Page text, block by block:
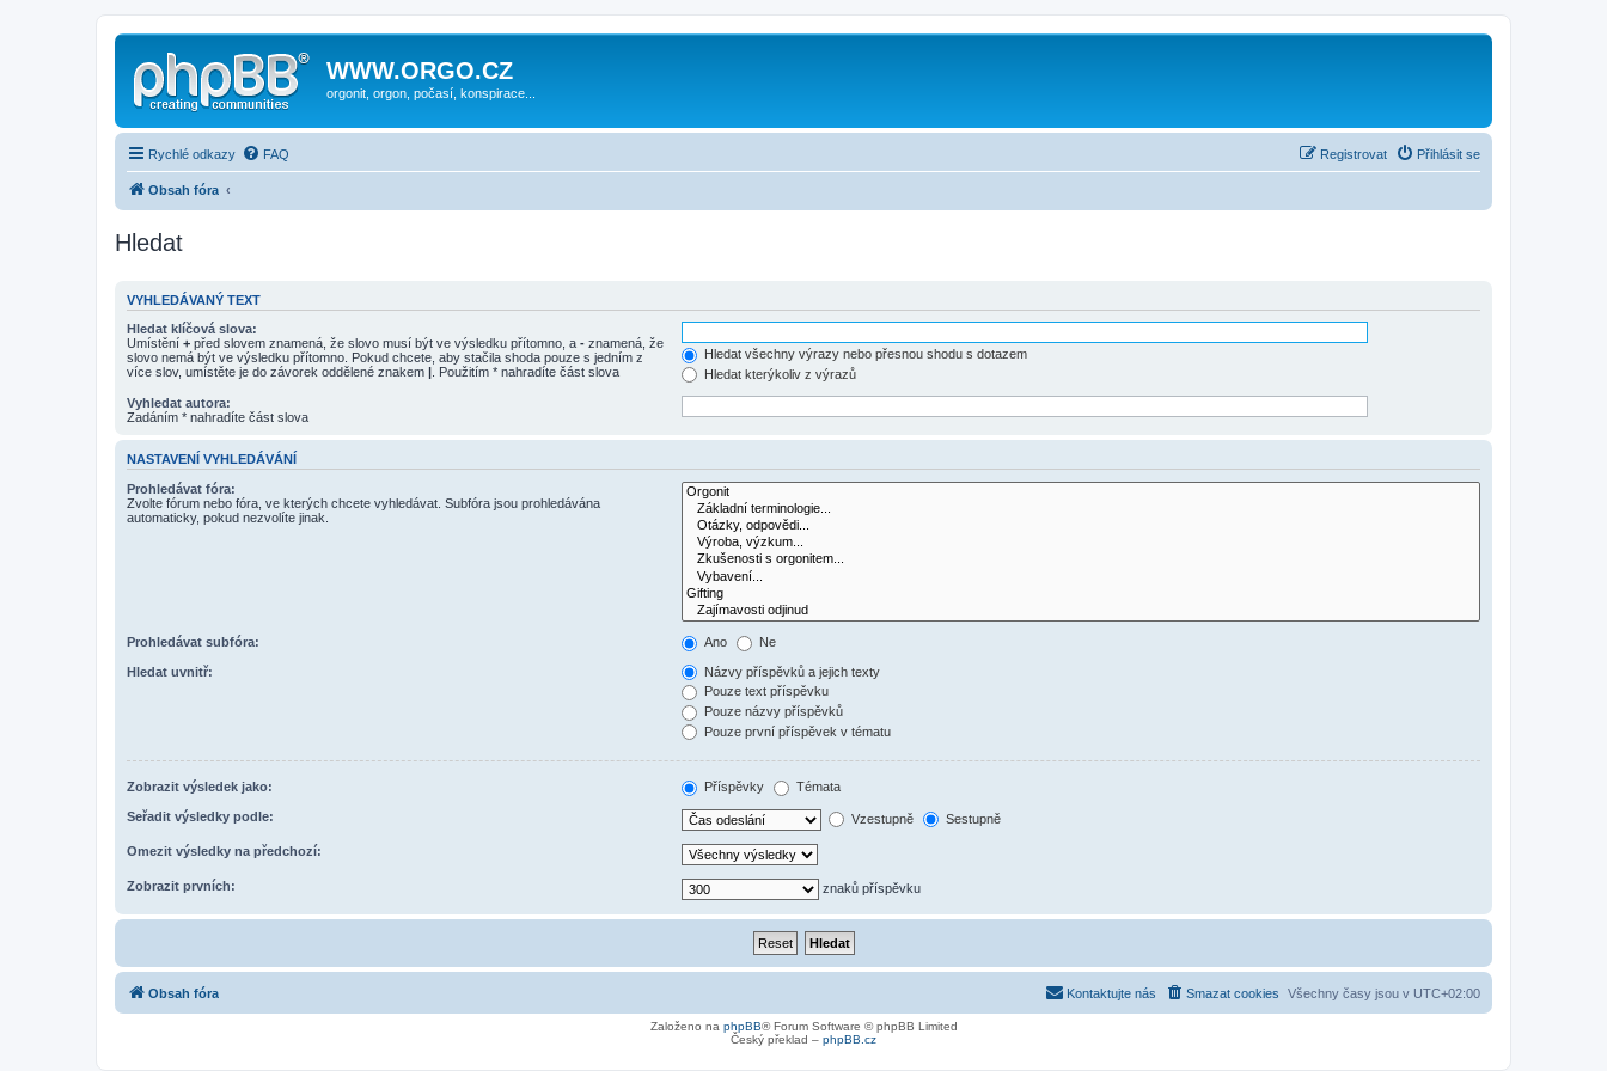
WWW.ORGO.CZ
orgonit, orgon, počasí, konspirace...
Rychlé odkazy FAQ Přihlásit se
Registrovat
Obsah fóra
Hledat
VYHLEDÁVANÝ TEXT
Hledat klíčová slova:
Umístění + před slovem znamená, že slovo musí být ve výsledku přítomno, a - znamená, že
slovo nemá být ve výsledku přítomno. Pokud chcete, aby stačila shoda pouze s jedním z
více slov, umístěte je do závorek oddělené znakem | . Použitím * nahradíte část slova
Hledat všechny výrazy nebo přesnou shodu s dotazem
Hledat kterýkoliv z výrazů
Vyhledat autora:
Zadáním * nahradíte část slova
NASTAVENÍ VYHLEDÁVÁNÍ
Prohledávat fóra:
Zvolte fórum nebo fóra, ve kterých chcete vyhledávat. Subfóra jsou prohledávána
automaticky, pokud nezvolíte jinak.
Prohledávat subfóra: Ano Ne
Hledat uvnitř:
Názvy příspěvků a jejich texty
Pouze text příspěvku
Pouze názvy příspěvků
Pouze první příspěvek v tématu
Zobrazit výsledek jako: Příspěvky Témata
Seřadit výsledky podle: Vzestupně Sestupně
Omezit výsledky na předchozí:
Zobrazit prvních: znaků příspěvku
Obsah fóra Všechny časy jsou v UTC+02:00
Smazat cookies
Kontaktujte nás
Založeno na phpBB® Forum Software © phpBB Limited
Český překlad – phpBB.cz